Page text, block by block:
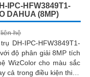
IPC-HFW3849T1-
DAHUA (8MP)
liên hệ
DH-IPC-HFW3849T1-
độ phân giải 8MP tích
WizColor cho màu sắc
cả trong điều kiện thiếu